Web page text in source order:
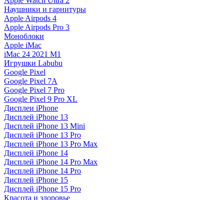
Наушники и гарнитуры
Apple Airpods 4
Apple Airpods Pro 3
Моноблоки
Apple iMac
iMac 24 2021 M1
Игрушки Labubu
Google Pixel
Google Pixel 7А
Google Pixel 7 Pro
Google Pixel 9 Pro XL
Дисплеи iPhone
Дисплей iPhone 13
Дисплей iPhone 13 Mini
Дисплей iPhone 13 Pro
Дисплей iPhone 13 Pro Max
Дисплей iPhone 14
Дисплей iPhone 14 Pro Max
Дисплей iPhone 14 Pro
Дисплей iPhone 15
Дисплей iPhone 15 Pro
Красота и здоровье